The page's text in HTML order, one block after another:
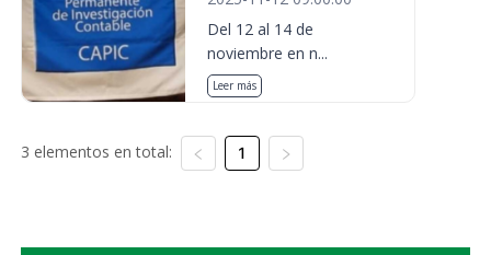
Del 12 al 14 de
noviembre en n...
Leer más
3 elementos en total: 1